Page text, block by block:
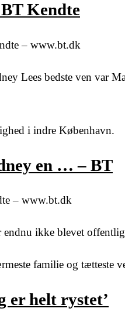
Kendte
– www.bt.dk
bedste ven var
i indre København.
en … – BT
– www.bt.dk
endnu ikke blevet
familie og tætteste
er helt rystet’